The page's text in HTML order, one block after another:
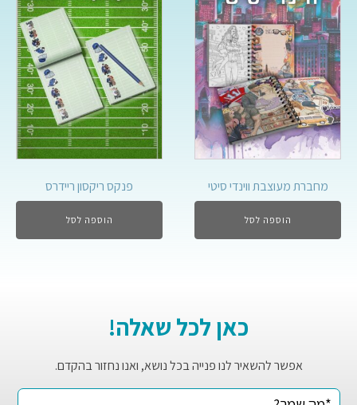
מחברת מעוצבת ווינדי סיטי
הוספה לסל
פנקס ריקסון ריידרס
הוספה לסל
כאן לכל שאלה!
אפשר להשאיר לנו פנייה בכל נושא, ואנו נחזור בהקדם.